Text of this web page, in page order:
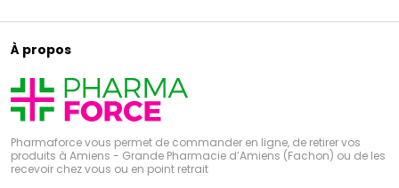
À propos
Pharmaforce vous permet de commander en ligne, de retirer vos
produits à Amiens - Grande Pharmacie d’Amiens (Fachon) ou de les
recevoir chez vous ou en point retrait